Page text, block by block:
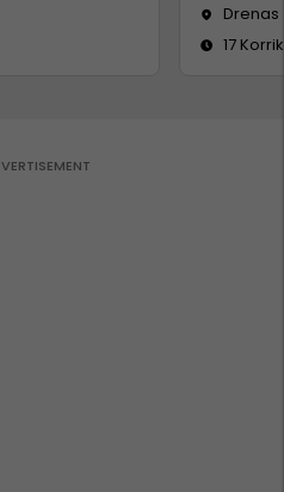
Drenas
17